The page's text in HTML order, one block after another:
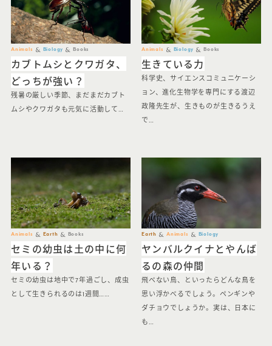
Animals Biology Books
カブトムシとクワガタ、
どっちが強い？
残暑の厳しい季節、まだまだカブト
ムシやクワガタも元気に活動して…
Animals Biology Books
生きている力
科学史、サイエンスコミュニケーシ
ョン、進化生物学を専門にする渡辺
政隆先生が、生きものが生きるうえ
で…
Animals Earth Books
セミの幼虫は土の中に何
年いる？
セミの幼虫は地中で7年過ごし、成虫
として生きられるのは1週間……
Earth Animals Biology
ヤンバルクイナとやんば
るの森の仲間
飛べない鳥、といったらどんな鳥を
思い浮かべるでしょう。ペンギンや
ダチョウでしょうか。実は、日本に
も…